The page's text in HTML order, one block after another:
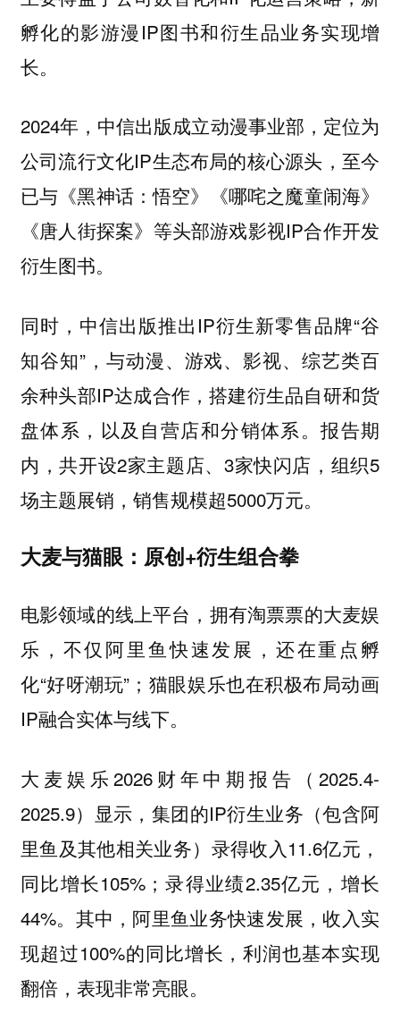
孵化的影游漫IP图书和衍生品业务实现增
长。
2024年，中信出版成立动漫事业部，定位为
公司流行文化IP生态布局的核心源头，至今
已与《黑神话：悟空》《哪咤之魔童闹海》
《唐人街探案》等头部游戏影视IP合作开发
衍生图书。
同时，中信出版推出IP衍生新零售品牌“谷
知谷知”，与动漫、游戏、影视、综艺类百
余种头部IP达成合作，搭建衍生品自研和货
盘体系，以及自营店和分销体系。报告期
内，共开设2家主题店、3家快闪店，组织5
场主题展销，销售规模超5000万元。
大麦与猫眼：原创+衍生组合拳
电影领域的线上平台，拥有淘票票的大麦娱
乐，不仅阿里鱼快速发展，还在重点孵
化“好呀潮玩”；猫眼娱乐也在积极布局动画
IP融合实体与线下。
大麦娱乐2026财年中期报告（2025.4-
2025.9）显示，集团的IP衍生业务（包含阿
里鱼及其他相关业务）录得收入11.6亿元，
同比增长105%；录得业绩2.35亿元，增长
44%。其中，阿里鱼业务快速发展，收入实
现超过100%的同比增长，利润也基本实现
翻倍，表现非常亮眼。